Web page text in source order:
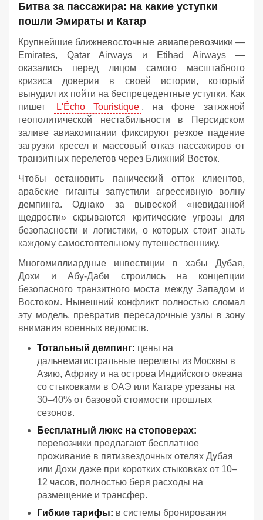
Битва за пассажира: на какие уступки
пошли Эмираты и Катар
Крупнейшие ближневосточные авиаперевозчики —
Emirates, Qatar Airways и Etihad Airways —
оказались перед лицом самого масштабного
кризиса доверия в своей истории, который
вынудил их пойти на беспрецедентные уступки. Как
пишет
L'Écho Touristique , на фоне затяжной
геополитической нестабильности в Персидском
заливе авиакомпании фиксируют резкое падение
загрузки кресел и массовый отказ пассажиров от
транзитных перелетов через Ближний Восток.
Чтобы остановить панический отток клиентов,
арабские гиганты запустили агрессивную волну
демпинга. Однако за вывеской «невиданной
щедрости» скрываются критические угрозы для
безопасности и логистики, о которых стоит знать
каждому самостоятельному путешественнику.
Многомиллиардные инвестиции в хабы Дубая,
Дохи и Абу-Даби строились на концепции
безопасного транзитного моста между Западом и
Востоком. Нынешний конфликт полностью сломал
эту модель, превратив пересадочные узлы в зону
внимания военных ведомств.
Тотальный демпинг: цены на
дальнемагистральные перелеты из Москвы в
Азию, Африку и на острова Индийского океана
со стыковками в ОАЭ или Катаре урезаны на
30–40% от базовой стоимости прошлых
сезонов.
Бесплатный люкс на стоповерах:
перевозчики предлагают бесплатное
проживание в пятизвездочных отелях Дубая
или Дохи даже при коротких стыковках от 10–
12 часов, полностью беря расходы на
размещение и трансфер.
Гибкие тарифы: в системы бронирования